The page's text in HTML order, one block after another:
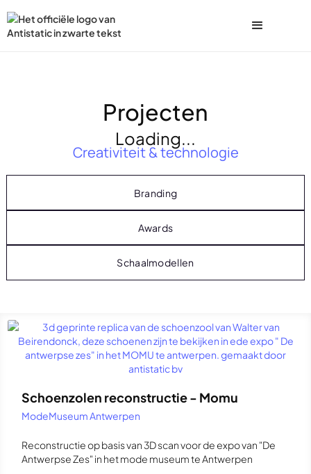
Projecten
Loading...
Creativiteit & technologie
Branding
Awards
Schaalmodellen
Schoenzolen reconstructie - Momu
ModeMuseum Antwerpen
Reconstructie op basis van 3D scan voor de expo van "De
Antwerpse Zes" in het mode museum te Antwerpen